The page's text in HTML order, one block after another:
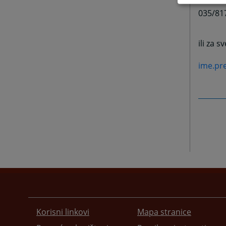
035/
ili za
Korisni linkovi
Mapa stranice